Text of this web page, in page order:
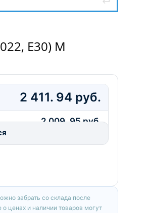
E30) M
2 411. 94 руб.
2 009. 95 руб.
забрать со склада после
ценах и наличии товаров могут